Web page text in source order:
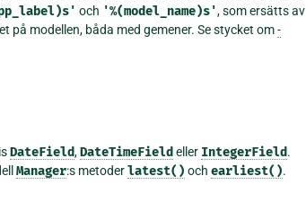
och '%(model_name)s', som ersätts av
på modellen, båda med gemener. Se stycket om-
DateField,DateTimeField eller IntegerField.
Manager:s metoderlatest() och earliest().